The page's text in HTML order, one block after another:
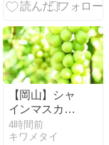
スにおけるIP
エンゲージメ
ントの可能性
【岡山】シャ
インマスカッ
ト200房（時
価40万円相
4時間前
キワメタイ